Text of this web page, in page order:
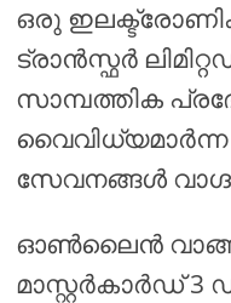
ഒരു
ട്രാൻസ്ഫർ
സാമ്പത്തിക
സേവനങ്ങൾ
ഓൺലൈൻ
മാസ്റ്റർകാർഡ്